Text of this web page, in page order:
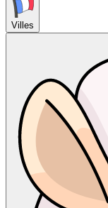
Villes